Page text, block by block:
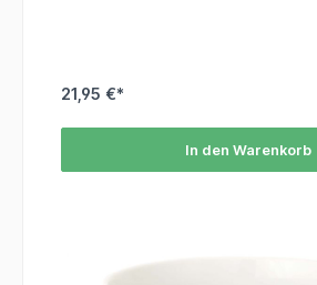
21,95 €*
In den Warenkorb